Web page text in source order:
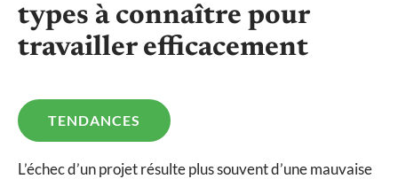
types à connaître pour
travailler efficacement
TENDANCES
L’échec d’un projet résulte plus souvent d’une mauvaise